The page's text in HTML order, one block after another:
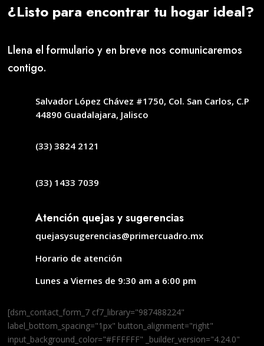
¿Listo para encontrar tu hogar ideal?
Llena el formulario y en breve nos comunicaremos
contigo.
Salvador López Chávez #1750, Col. San Carlos, C.P
44890 Guadalajara, Jalisco
(33) 3824 2121
(33) 1433 7039
Atención quejas y sugerencias
quejasysugerencias@primercuadro.mx
Horario de atención
Lunes a Viernes de 9:30 am a 6:00 pm
[dsm_contact_form_7 cf7_library="987488224"
label_bottom_spacing="1px" button_alignment="right"
input_background_color="#FFFFFF" _builder_version="4.24.0"